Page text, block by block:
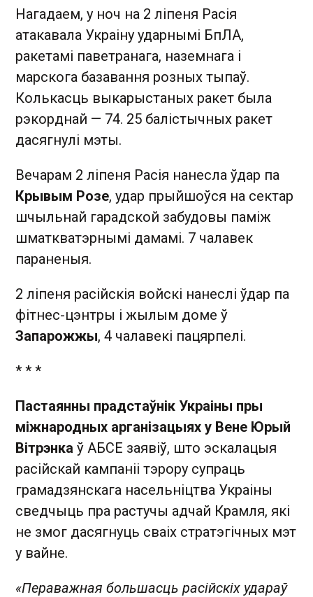
Нагадаем, у ноч на 2 ліпеня Расія
атакавала Украіну ударнымі БпЛА,
ракетамі паветранага, наземнага і
марскога базавання розных тыпаў.
Колькасць выкарыстаных ракет была
рэкорднай — 74. 25 балістычных ракет
дасягнулі мэты.
Вечарам 2 ліпеня Расія нанесла ўдар па
Крывым Розе, удар прыйшоўся на сектар
шчыльнай гарадской забудовы паміж
шматкватэрнымі дамамі. 7 чалавек
параненыя.
2 ліпеня расійскія войскі нанеслі ўдар па
фітнес-цэнтры і жылым доме ў
Запарожжы, 4 чалавекі пацярпелі.
* * *
Пастаянны прадстаўнік Украіны пры
міжнародных арганізацыях у Вене Юрый
Вітрэнка ў АБСЕ заявіў, што эскалацыя
расійскай кампаніі тэрору супраць
грамадзянскага насельніцтва Украіны
сведчыць пра растучы адчай Крамля, які
не змог дасягнуць сваіх стратэгічных мэт
у вайне.
«Пераважная большасць расійскіх удараў